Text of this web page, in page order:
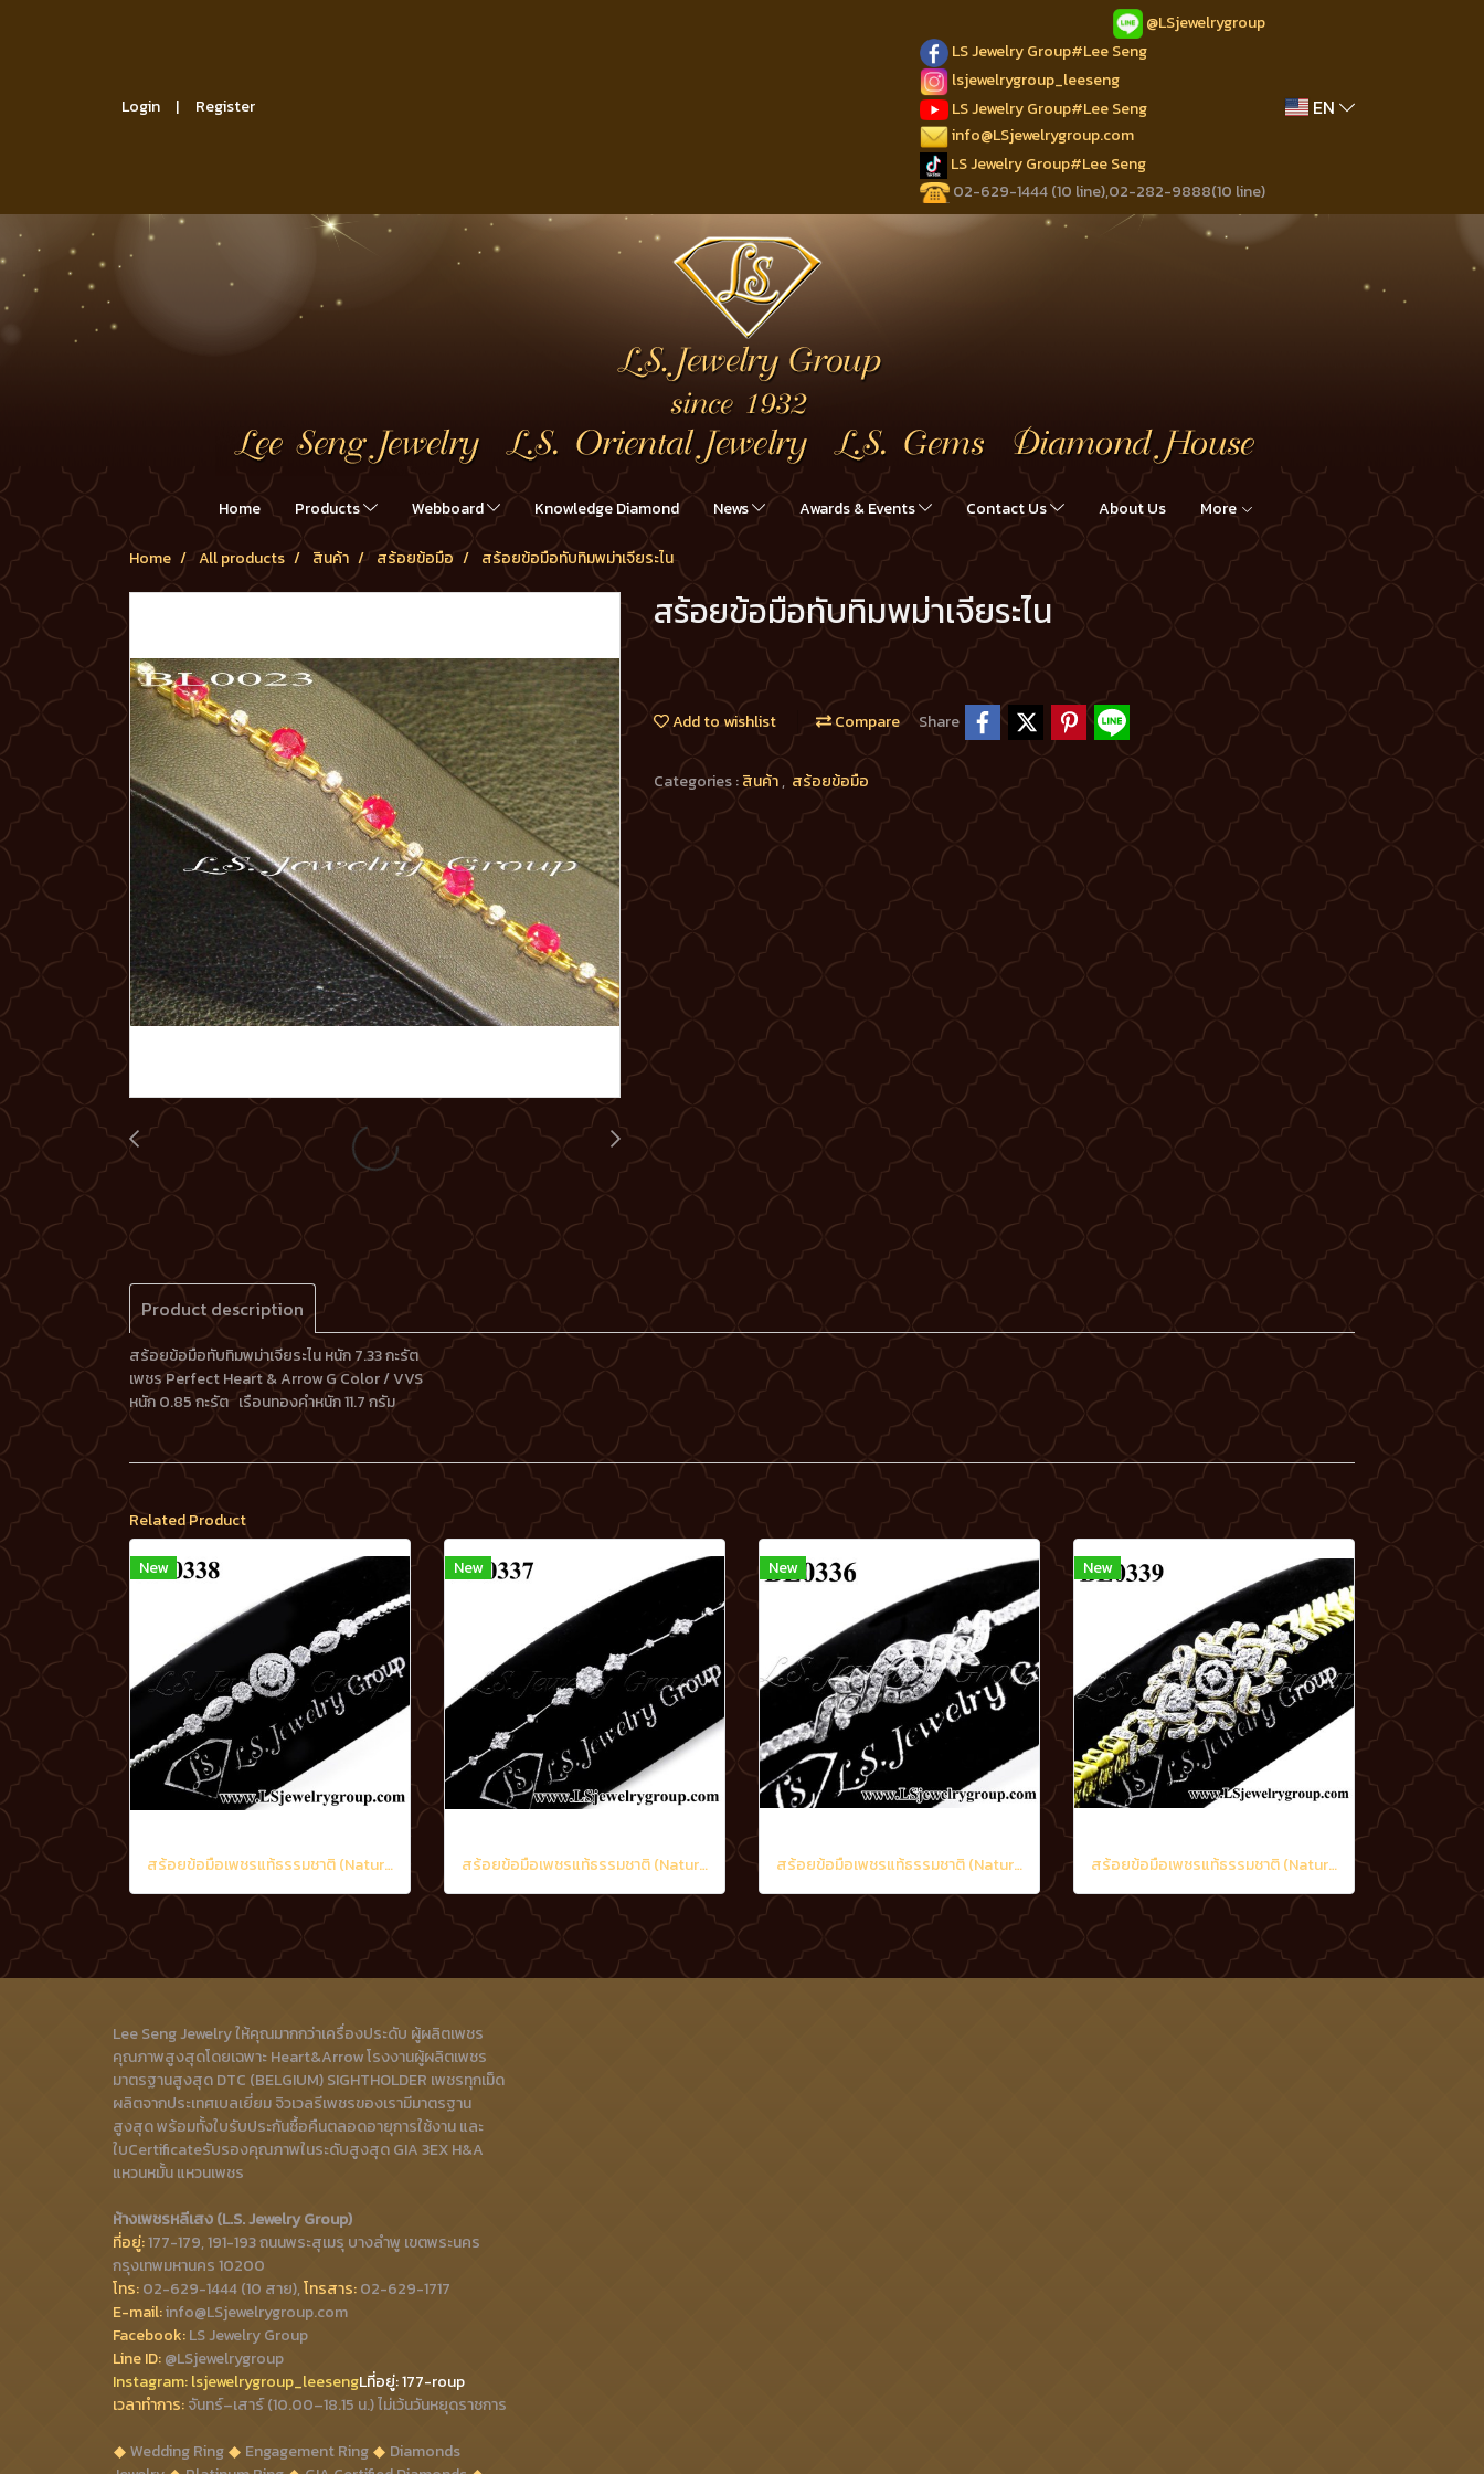
Login Register
@LSjewelrygroup
LS Jewelry Group#Lee Seng
lsjewelrygroup_leeseng
LS Jewelry Group#Lee Seng
info@LSjewelrygroup.com
LS Jewelry Group#Lee Seng
02-629-1444 (10 line),02-282-9888(10 line)
EN
Home Products Webboard Knowledge Diamond News Awards & Events Contact Us About Us More
Home All products สินค้า สร้อยข้อมือ สร้อยข้อมือทับทิมพม่าเจียระไน
สร้อยข้อมือทับทิมพม่าเจียระไน
Add to wishlist Compare Share
Categories :สินค้า, สร้อยข้อมือ
Product description
สร้อยข้อมือทับทิมพม่าเจียระไน หนัก 7.33 กะรัต
เพชร Perfect Heart & Arrow G Color / VVS
หนัก 0.85 กะรัต เรือนทองคำหนัก 11.7 กรัม
Related Product
New
สร้อยข้อมือเพชรแท้ธรรมชาติ (Natural Diamonds) 1.60 Ct.
New
สร้อยข้อมือเพชรแท้ธรรมชาติ (Natural Diamonds) 1.15 Ct.
New
สร้อยข้อมือเพชรแท้ธรรมชาติ (Natural Diamonds) 2.05 Ct.
New
สร้อยข้อมือเพชรแท้ธรรมชาติ (Natural Diamonds) 3.20 Ct.
Lee Seng Jewelry ให้คุณมากกว่าเครื่องประดับ ผู้ผลิตเพชร
คุณภาพสูงสุดโดยเฉพาะ Heart&Arrow โรงงานผู้ผลิตเพชร
มาตรฐานสูงสุด DTC (BELGIUM) SIGHTHOLDER เพชรทุกเม็ด
ผลิตจากประเทศเบลเยี่ยม จิวเวลรีเพชรของเรามีมาตรฐาน
สูงสุด พร้อมทั้งใบรับประกันซื้อคืนตลอดอายุการใช้งาน และ
ใบCertificateรับรองคุณภาพในระดับสูงสุด GIA 3EX H&A
แหวนหมั้น แหวนเพชร
ห้างเพชรหลีเสง (L.S. Jewelry Group)
ที่อยู่:177-179, 191-193 ถนนพระสุเมรุ บางลำพู เขตพระนคร
กรุงเทพมหานคร 10200
โทร:02-629-1444 (10 สาย),โทรสาร:02-629-1717
E-mail:info@LSjewelrygroup.com
Facebook:LS Jewelry Group
Line ID:@LSjewelrygroup
Instagram:lsjewelrygroup_leesengLที่อยู่: 177-roup
เวลาทำการ:จันทร์–เสาร์ (10.00–18.15 น.) ไม่เว้นวันหยุดราชการ
Wedding Ring
Engagement Ring
Diamonds